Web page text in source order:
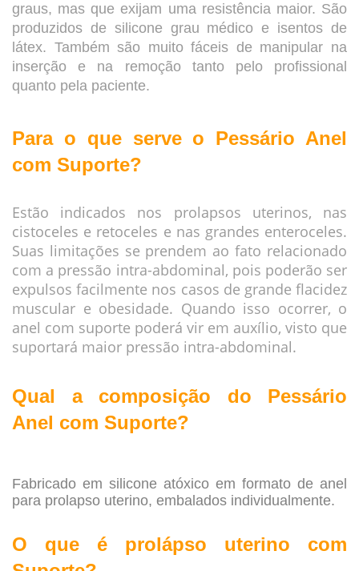
graus, mas que exijam uma resistência maior. São
produzidos de silicone grau médico e isentos de
látex. Também são muito fáceis de manipular na
inserção e na remoção tanto pelo profissional
quanto pela paciente.
Para o que serve o Pessário Anel
com Suporte?
Estão indicados nos prolapsos uterinos, nas
cistoceles e retoceles e nas grandes enteroceles.
Suas limitações se prendem ao fato relacionado
com a pressão intra-abdominal, pois poderão ser
expulsos facilmente nos casos de grande flacidez
muscular e obesidade. Quando isso ocorrer, o
anel com suporte poderá vir em auxílio, visto que
suportará maior pressão intra-abdominal.
Qual a composição do Pessário
Anel com Suporte?
Fabricado em silicone atóxico em formato de anel
para prolapso uterino, embalados individualmente.
O que é prolápso uterino com